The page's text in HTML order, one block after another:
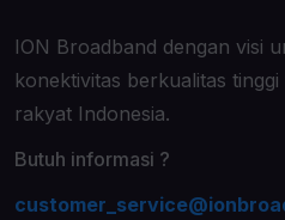
ION Broadband dengan visi
konektivitas berkualitas
rakyat Indonesia.
Butuh informasi ?